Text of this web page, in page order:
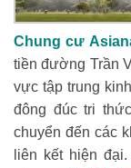
Chung cư
tiền đường Trần
vực tập trung
đông đúc tri
chuyển đến các
liên kết hiện